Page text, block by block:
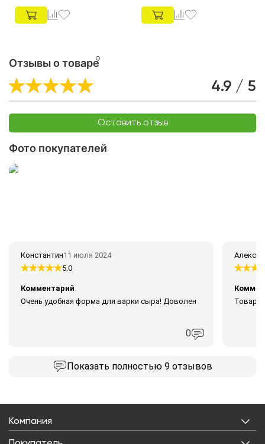
Отзывы о товаре
9
4.9 / 5
Оставить отзыв
Фото покупателей
Константин11 июля 2024
5.0
Комментарий
Очень удобная форма для варки сыра! Доволен
0
Алексей
Показать полностью 9 отзывов
Компания
О нас